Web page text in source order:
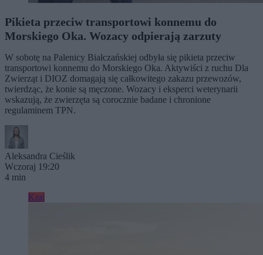
Pikieta przeciw transportowi konnemu do
Morskiego Oka. Wozacy odpierają zarzuty
W sobotę na Palenicy Białczańskiej odbyła się pikieta przeciw
transportowi konnemu do Morskiego Oka. Aktywiści z ruchu Dla
Zwierząt i DIOZ domagają się całkowitego zakazu przewozów,
twierdząc, że konie są męczone. Wozacy i eksperci weterynarii
wskazują, że zwierzęta są corocznie badane i chronione
regulaminem TPN.
Aleksandra Cieślik
Wczoraj 19:20
4 min
Kraj